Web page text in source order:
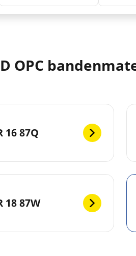
OPC
16 87Q
18 87W